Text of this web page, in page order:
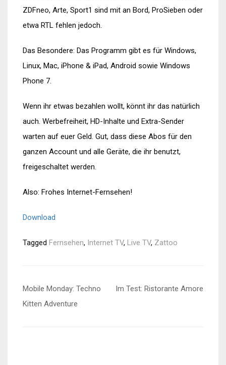
ZDFneo, Arte, Sport1 sind mit an Bord, ProSieben oder
etwa RTL fehlen jedoch.
Das Besondere: Das Programm gibt es für Windows,
Linux, Mac, iPhone & iPad, Android sowie Windows
Phone 7.
Wenn ihr etwas bezahlen wollt, könnt ihr das natürlich
auch. Werbefreiheit, HD-Inhalte und Extra-Sender
warten auf euer Geld. Gut, dass diese Abos für den
ganzen Account und alle Geräte, die ihr benutzt,
freigeschaltet werden.
Also: Frohes Internet-Fernsehen!
Download
Tagged Fernsehen, Internet TV, Live TV, Zattoo
Beitragsnavigation
Mobile Monday: Techno
Kitten Adventure
Im Test: Ristorante Amore